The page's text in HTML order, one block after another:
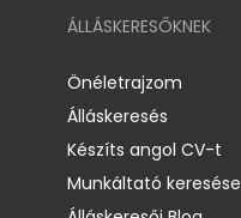
ÁLLÁSKERESŐKNEK
Önéletrajzom
Álláskeresés
Készíts angol CV-t
Munkáltató keresése